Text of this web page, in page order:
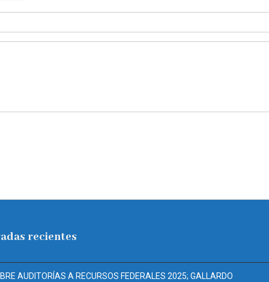
recientes
AUDITORÍAS A RECURSOS FEDERALES 2025; GALLARDO